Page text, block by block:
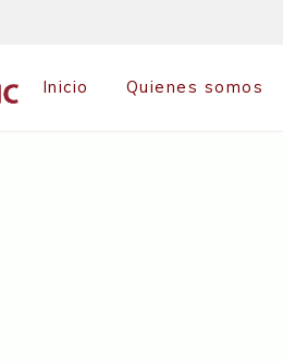
Inicio Quienes somos